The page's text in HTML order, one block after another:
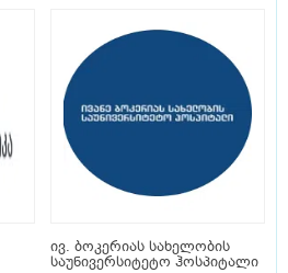
ივ. ბოკერიას სახელობის
საუნივერსიტეტო ჰოსპიტალი